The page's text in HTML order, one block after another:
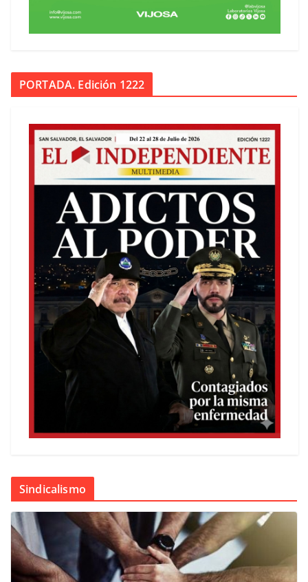
PORTADA. Edición 1222
Sindicalismo